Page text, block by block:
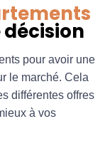
pour avoir une
le marché. Cela
différentes offres
à vos